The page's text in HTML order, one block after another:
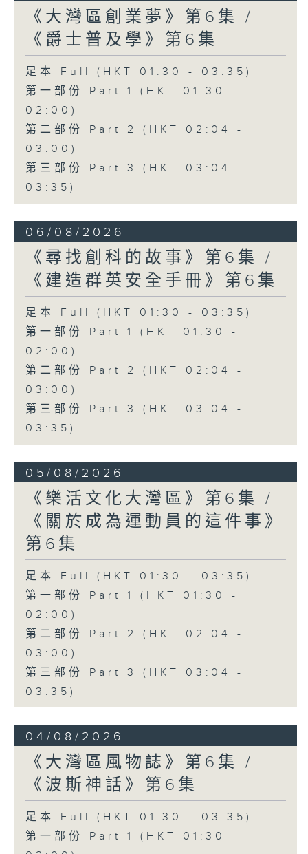
《大灣區創業夢》第6集 /
《爵士普及學》第6集
足本 Full (HKT 01:30 - 03:35)
第一部份 Part 1 (HKT 01:30 -
02:00)
第二部份 Part 2 (HKT 02:04 -
03:00)
第三部份 Part 3 (HKT 03:04 -
03:35)
06/08/2026
《尋找創科的故事》第6集 /
《建造群英安全手冊》第6集
足本 Full (HKT 01:30 - 03:35)
第一部份 Part 1 (HKT 01:30 -
02:00)
第二部份 Part 2 (HKT 02:04 -
03:00)
第三部份 Part 3 (HKT 03:04 -
03:35)
05/08/2026
《樂活文化大灣區》第6集 /
《關於成為運動員的這件事》
第6集
足本 Full (HKT 01:30 - 03:35)
第一部份 Part 1 (HKT 01:30 -
02:00)
第二部份 Part 2 (HKT 02:04 -
03:00)
第三部份 Part 3 (HKT 03:04 -
03:35)
04/08/2026
《大灣區風物誌》第6集 /
《波斯神話》第6集
足本 Full (HKT 01:30 - 03:35)
第一部份 Part 1 (HKT 01:30 -